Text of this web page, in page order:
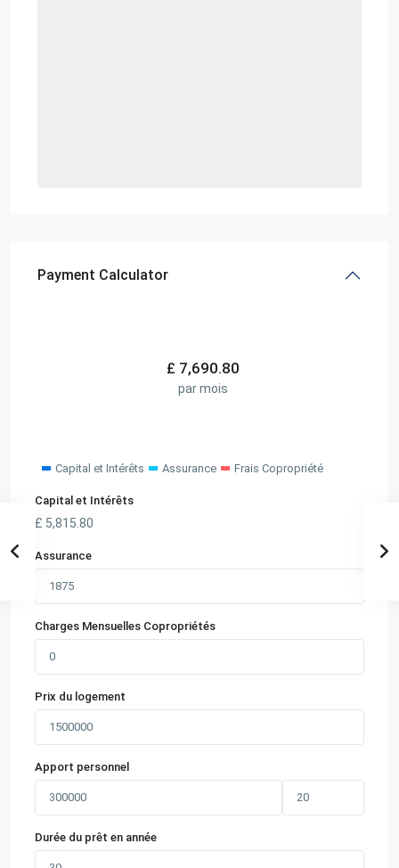
Payment Calculator
£ 7,690.80
par mois
Capital et Intérêts Assurance Frais Copropriété
Capital et Intérêts
£ 5,815.80
Assurance
Charges Mensuelles Copropriétés
Prix du logement
Apport personnel
Durée du prêt en année